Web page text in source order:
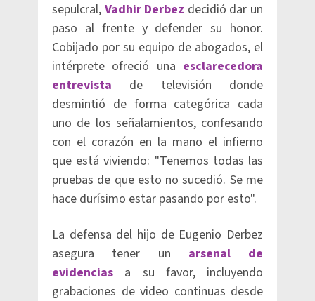
sepulcral, Vadhir Derbez decidió dar un
paso al frente y defender su honor.
Cobijado por su equipo de abogados, el
intérprete ofreció una esclarecedora
entrevista de televisión donde
desmintió de forma categórica cada
uno de los señalamientos, confesando
con el corazón en la mano el infierno
que está viviendo: "Tenemos todas las
pruebas de que esto no sucedió. Se me
hace durísimo estar pasando por esto".
La defensa del hijo de Eugenio Derbez
asegura tener un arsenal de
evidencias a su favor, incluyendo
grabaciones de video continuas desde